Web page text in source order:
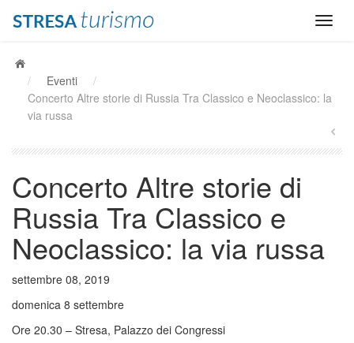
/ Eventi
/
Concerto Altre storie di Russia Tra Classico e Neoclassico: la
via russa
Concerto Altre storie di
Russia Tra Classico e
Neoclassico: la via russa
settembre 08, 2019
domenica 8 settembre
Ore 20.30 – Stresa, Palazzo dei Congressi